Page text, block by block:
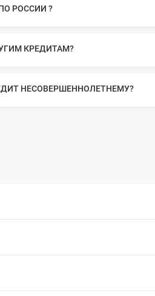
РОССИИ ?
КРЕДИТАМ?
НЕСОВЕРШЕННОЛЕТНЕМУ?